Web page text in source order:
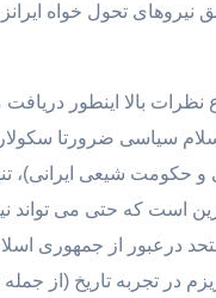
نیروهای تحول خواه
نظرات بالا اینطور
سیاسی ضرورتا
و حکومت شیعی ایرانی)،
است که حتی می تواند
درعبور از جمهوری
در تجربه تاریخ (از جمله